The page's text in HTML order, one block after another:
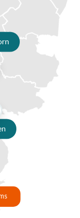
de stand van de
T2 Rond bijna
aluminium en is
parasoldoek
baleinen van de
doekspanners. Deze
mooi strak blijft
van 350 cm. Dit
doek is vanuit de
echtheid van 7. Dit
pas na 350
de UPF waarde*
hoog.
het
tabel geeft
% UV bescherming